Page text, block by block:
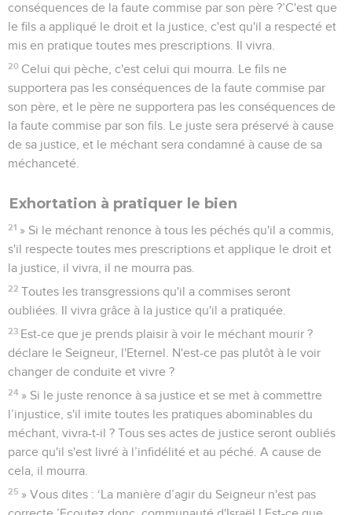
conséquences de la faute commise par son père ?’C'est que
le fils a appliqué le droit et la justice, c'est qu'il a respecté et
mis en pratique toutes mes prescriptions. Il vivra.
20 Celui qui pèche, c'est celui qui mourra. Le fils ne
supportera pas les conséquences de la faute commise par
son père, et le père ne supportera pas les conséquences de
la faute commise par son fils. Le juste sera préservé à cause
de sa justice, et le méchant sera condamné à cause de sa
méchanceté.
Exhortation à pratiquer le bien
21 » Si le méchant renonce à tous les péchés qu'il a commis,
s'il respecte toutes mes prescriptions et applique le droit et
la justice, il vivra, il ne mourra pas.
22 Toutes les transgressions qu'il a commises seront
oubliées. Il vivra grâce à la justice qu'il a pratiquée.
23 Est-ce que je prends plaisir à voir le méchant mourir ?
déclare le Seigneur, l'Eternel. N'est-ce pas plutôt à le voir
changer de conduite et vivre ?
24 » Si le juste renonce à sa justice et se met à commettre
l’injustice, s'il imite toutes les pratiques abominables du
méchant, vivra-t-il ? Tous ses actes de justice seront oubliés
parce qu'il s'est livré à l’infidélité et au péché. A cause de
cela, il mourra.
25 » Vous dites : ‘La manière d’agir du Seigneur n'est pas